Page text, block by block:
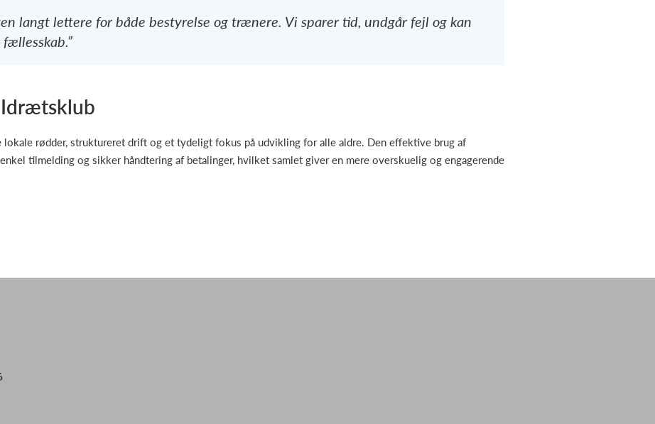
langt lettere for både bestyrelse og trænere. Vi sparer tid, undgår fejl og kan
rødder, struktureret drift og et tydeligt fokus på udvikling for alle aldre. Den effektive brug af
tilmelding og sikker håndtering af betalinger, hvilket samlet giver en mere overskuelig og engagerende